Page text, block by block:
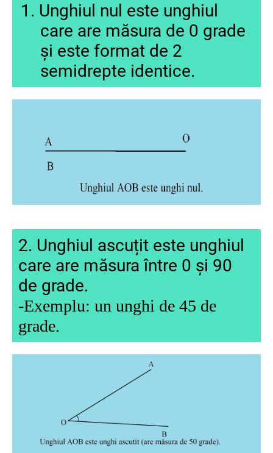
1. Unghiul nul este unghiul
care are măsura de 0 grade
și este format de 2
semidrepte identice.
2. Unghiul ascuțit este unghiul
care are măsura între 0 și 90
de grade.
-Exemplu: un unghi de 45 de
grade.